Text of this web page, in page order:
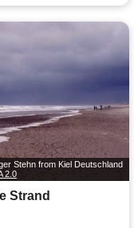
Stehn from Kiel Deutschland
2.0
Strand